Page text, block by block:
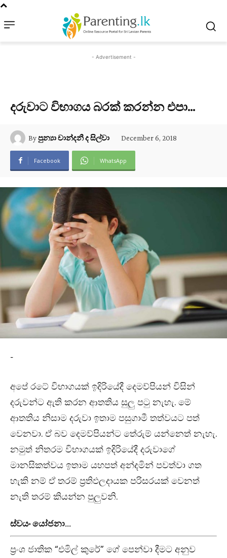
- Advertisement -
දරුවාට විභාගය බරක් කරන්න එපා…
Byපුන්‍යා චාන්දනී ද සිල්වා December 6, 2018
Facebook WhatsApp
-
අපේ රටේ විභාගයක් ඉදිරියේදී දෙමව්පියන් විසින්
දරුවන්ට ඇති කරන ආතතිය සුලු පටු නැහැ. මේ
ආතතිය නිසාම දරුවා ඉතාම පසුගාමී තත්වයට පත්
වෙනවා. ඒ බව දෙමව්පියන්ට තේරුම් යන්නෙත් නැහැ.
නමුත් නිතරම විභාගයක් ඉදිරියේදී දරුවාගේ
මානසිකත්වය ඉතාම යහපත් අන්දමින් පවත්වා ගත
හැකි නම් ඒ තරම් ප්‍රතිඵලදායක පරිසරයක් වෙනත්
නැති තරම් කියන්න පුලුවනි.
ස්වයං යෝජනා…
ප්‍රංශ ජාතික “එමිල් කුරේ” ගේ පෙන්වා දීමට අනුව